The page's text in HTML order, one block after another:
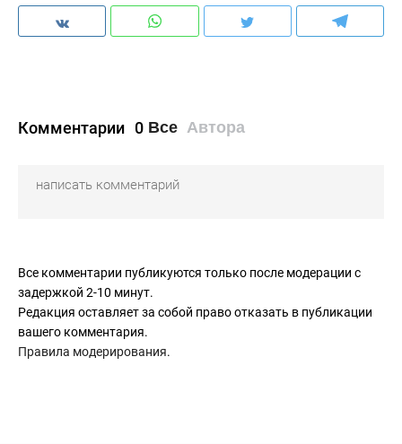
Комментарии 0 Все Автора
Все комментарии публикуются только после модерации с
задержкой 2-10 минут.
Редакция оставляет за собой право отказать в публикации
вашего комментария.
Правила модерирования.